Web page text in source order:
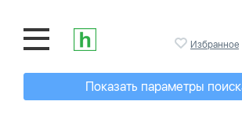
Избранное
Показать параметры